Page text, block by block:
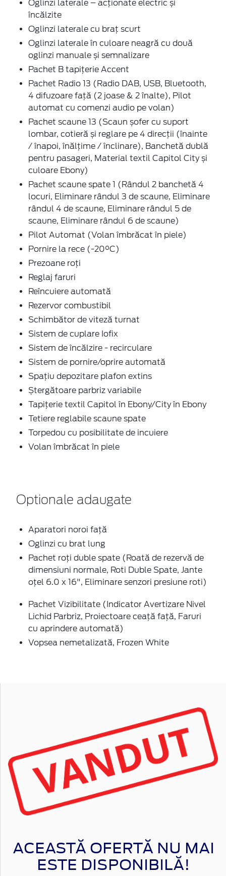
Oglinzi laterale – acționate electric și
încălzite
Oglinzi laterale cu braț scurt
Oglinzi laterale în culoare neagră cu două
oglinzi manuale și semnalizare
Pachet B tapițerie Accent
Pachet Radio 13 (Radio DAB, USB, Bluetooth,
4 difuzoare față (2 joase & 2 înalte), Pilot
automat cu comenzi audio pe volan)
Pachet scaune 13 (Scaun șofer cu suport
lombar, cotieră și reglare pe 4 direcții (înainte
/ înapoi, înălțime / înclinare), Banchetă dublă
pentru pasageri, Material textil Capitol City și
culoare Ebony)
Pachet scaune spate 1 (Rândul 2 banchetă 4
locuri, Eliminare rândul 3 de scaune, Eliminare
rândul 4 de scaune, Eliminare rândul 5 de
scaune, Eliminare rândul 6 de scaune)
Pilot Automat (Volan îmbrăcat în piele)
Pornire la rece (-20°C)
Prezoane roți
Reglaj faruri
Reîncuiere automată
Rezervor combustibil
Schimbător de viteză turnat
Sistem de cuplare Iofix
Sistem de încălzire - recirculare
Sistem de pornire/oprire automată
Spațiu depozitare plafon extins
Ștergătoare parbriz variabile
Tapițerie textil Capitol în Ebony/City în Ebony
Tetiere reglabile scaune spate
Torpedou cu posibilitate de incuiere
Volan îmbrăcat în piele
Optionale adaugate
Aparatori noroi faţă
Oglinzi cu brat lung
Pachet roți duble spate (Roată de rezervă de
dimensiuni normale, Roti Duble Spate, Jante
oțel 6.0 x 16", Eliminare senzori presiune roti)
Pachet Vizibilitate (Indicator Avertizare Nivel
Lichid Parbriz, Proiectoare ceaţă faţă, Faruri
cu aprindere automată)
Vopsea nemetalizată, Frozen White
ACEASTĂ OFERTĂ NU MAI
ESTE DISPONIBILĂ!